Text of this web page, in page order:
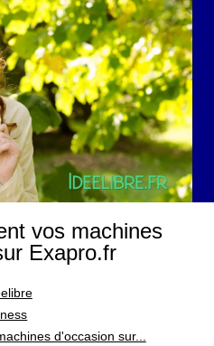
vos machines
Exapro.fr
d'occasion sur...